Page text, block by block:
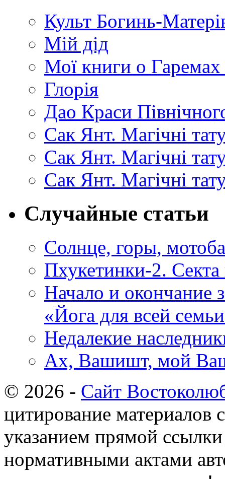
Культ Богинь-
Мій дід
Мої книги о
Глорія
Дао Краси
Сак Янт. Магічні
Сак Янт. Магічні
Сак Янт. Магічні
Случайные статьи
Солнце, горы,
Пхукетинки-2.
Начало и окончание
«Йога для всей
Недалекие
Ах, Вашишт, мой
© 2026 - Сайт
цитирование материалов
указанием прямой
нормативными актами